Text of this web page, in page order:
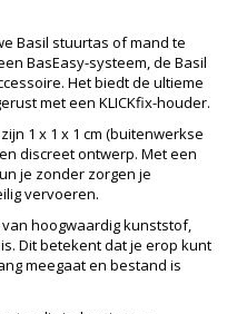
Basil stuurtas of mand te
BasEasy-systeem, de Basil
Het biedt de ultieme
met een KLICKfix-houder.
1 x 1 x 1 cm (buitenwerkse
discreet ontwerp. Met een
je zonder zorgen je
vervoeren.
hoogwaardig kunststof,
Dit betekent dat je erop kunt
meegaat en bestand is